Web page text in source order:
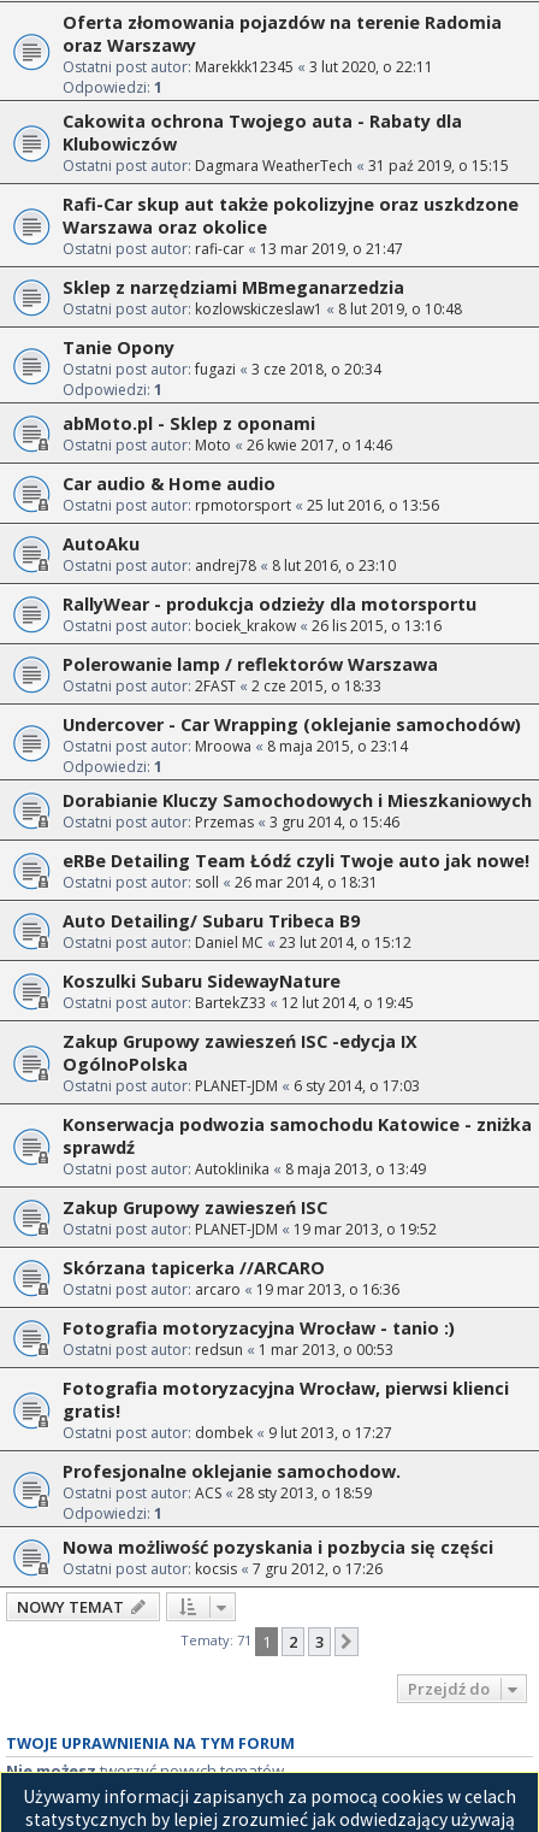
Oferta złomowania pojazdów na terenie Radomia
oraz Warszawy
Ostatni post autor: Marekkk12345 « 3 lut 2020, o 22:11
Odpowiedzi: 1
Cakowita ochrona Twojego auta - Rabaty dla
Klubowiczów
Ostatni post autor: Dagmara WeatherTech « 31 paź 2019, o 15:15
Rafi-Car skup aut także pokolizyjne oraz uszkdzone
Warszawa oraz okolice
Ostatni post autor: rafi-car « 13 mar 2019, o 21:47
Sklep z narzędziami MBmeganarzedzia
Ostatni post autor: kozlowskiczeslaw1 « 8 lut 2019, o 10:48
Tanie Opony
Ostatni post autor:fugazi « 3 cze 2018, o 20:34
Odpowiedzi: 1
abMoto.pl - Sklep z oponami
Ostatni post autor: Moto « 26 kwie 2017, o 14:46
Car audio & Home audio
Ostatni post autor: rpmotorsport « 25 lut 2016, o 13:56
AutoAku
Ostatni post autor: andrej78 « 8 lut 2016, o 23:10
RallyWear - produkcja odzieży dla motorsportu
Ostatni post autor: bociek_krakow « 26 lis 2015, o 13:16
Polerowanie lamp / reflektorów Warszawa
Ostatni post autor: 2FAST « 2 cze 2015, o 18:33
Undercover - Car Wrapping (oklejanie samochodów)
Ostatni post autor: Mroowa « 8 maja 2015, o 23:14
Odpowiedzi: 1
Dorabianie Kluczy Samochodowych i Mieszkaniowych
Ostatni post autor: Przemas « 3 gru 2014, o 15:46
eRBe Detailing Team Łódź czyli Twoje auto jak nowe!
Ostatni post autor: soll « 26 mar 2014, o 18:31
Auto Detailing/ Subaru Tribeca B9
Ostatni post autor: Daniel MC « 23 lut 2014, o 15:12
Koszulki Subaru SidewayNature
Ostatni post autor: BartekZ33 « 12 lut 2014, o 19:45
Zakup Grupowy zawieszeń ISC -edycja IX
OgólnoPolska
Ostatni post autor: PLANET-JDM « 6 sty 2014, o 17:03
Konserwacja podwozia samochodu Katowice - zniżka
sprawdź
Ostatni post autor: Autoklinika « 8 maja 2013, o 13:49
Zakup Grupowy zawieszeń ISC
Ostatni post autor: PLANET-JDM « 19 mar 2013, o 19:52
Skórzana tapicerka //ARCARO
Ostatni post autor: arcaro « 19 mar 2013, o 16:36
Fotografia motoryzacyjna Wrocław - tanio :)
Ostatni post autor: redsun « 1 mar 2013, o 00:53
Fotografia motoryzacyjna Wrocław, pierwsi klienci
gratis!
Ostatni post autor: dombek « 9 lut 2013, o 17:27
Profesjonalne oklejanie samochodow.
Ostatni post autor: ACS « 28 sty 2013, o 18:59
Odpowiedzi: 1
Nowa możliwość pozyskania i pozbycia się części
Ostatni post autor: kocsis « 7 gru 2012, o 17:26
NOWY TEMAT
Tematy: 71 1 2 3
Przejdź do
TWOJE UPRAWNIENIA NA TYM FORUM
Nie możesztworzyć nowych tematów
Nie możeszodpowiadać w tematach
Nie możeszzmieniać swoich postów
Używamy informacji zapisanych za pomocą cookies w celach
statystycznych by lepiej zrozumieć jak odwiedzający używają